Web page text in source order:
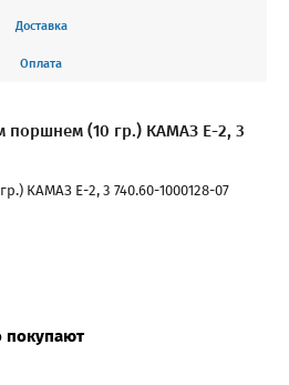
Доставка
Оплата
поршнем (10 гр.) КАМАЗ Е-2, 3
КАМАЗ Е-2, 3 740.60-1000128-07
покупают